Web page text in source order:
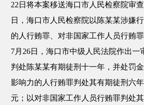
22日将本案移送海口市人民检察院审
日，海口市人民检察院以陈某某涉嫌
的人行贿罪、对非国家工作人员行贿
7月26日，海口市中级人民法院作出一
判处陈某某有期徒刑十一年，并处罚
影响力的人行贿罪判处其有期徒刑六
元；以对非国家工作人员行贿罪判处